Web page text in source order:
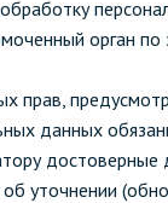
орган по
прав,
данных
достоверные
уточнении